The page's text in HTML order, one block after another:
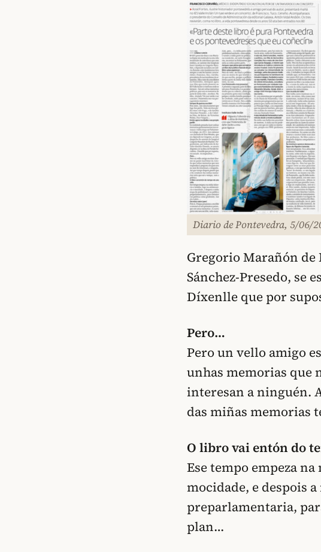
Diario de Pontevedra, 5/06/
Gregorio Marañón
Sánchez-Presedo, se
Díxenlle que por
Pero…
Pero un vello amigo
unhas memorias que
interesan a ninguén.
das miñas memorias
O libro vai entón do
Ese tempo empeza
mocidade, e despois
preparlamentaria,
plan…